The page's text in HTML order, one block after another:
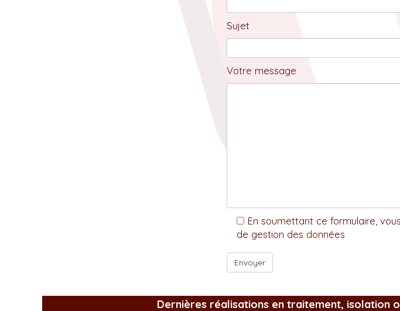
Sujet
Votre message
En soumettant ce formulaire,
de gestion des données
Dernières réalisations en traitement, isolation